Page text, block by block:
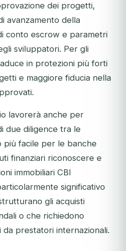
dei progetti,
avanzamento della
conto escrow e parametri
sviluppatori. Per gli
in protezioni più forti
e maggiore fiducia nella
lavorerà anche per
due diligence tra le
più facile per le banche
finanziari riconoscere e
immobiliari CBI
significativo
gli acquisti
o che richiedono
prestatori internazionali.